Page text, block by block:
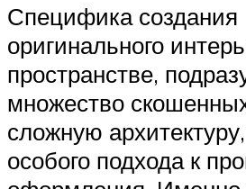
Специфика создания
оригинального
пространстве,
множество
сложную
особого подхода к